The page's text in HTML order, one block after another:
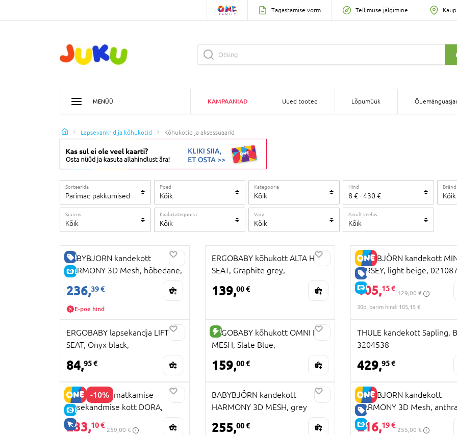
Tagastamise vorm Tellimuse jälgimine
MENÜÜ KAMPAANIAD Uued tooted Lõpumüük
Lapsevankrid ja kõhukotid Kõhukotid ja aksessuaarid
Sorteerida
Parimad pakkumised
Poed
Kõik
Kategooria
Kõik
Hind
8 €-430 €
Bränd
Kõik
Suurus
Kõik
Kaalukategooria
Kõik
Värv
Kõik
Ainult veebis
Kõik
HEA HIND
E-HIND
BABYBJORN kandekott
HARMONY 3D Mesh, hõbedane,
236,39 €
E-poe hind
ERGOBABY kõhukott ALTA HIP
SEAT, Graphite grey,
139,00 €
HEA HIND
E-HIND
BABYBJÖRN kandekott
JERSEY, light beige, 021087
105,15 €
129,00 €
30p. parim hind: 105,15 €
ERGOBABY lapsekandja LIFT HIP
SEAT, Onyx black,
84,95 €
UUS TOODE
ERGOBABY kõhukott OMNI LITE
MESH, Slate Blue,
159,00 €
THULE kandekott Sapling,
3204538
429,95 €
-10%
E-HIND
AINULT VEEBIS
BABYTROLD matkamise
lapsekandmise kott DORA,
Sand, 21-27SA
233,10 €
259,00 €
BABYBJÖRN kandekott
HARMONY 3D MESH, grey
255,00 €
HEA HIND
E-HIND
BABYBJORN kandekott
HARMONY 3D Mesh,
088013
216,19 €
255,00 €